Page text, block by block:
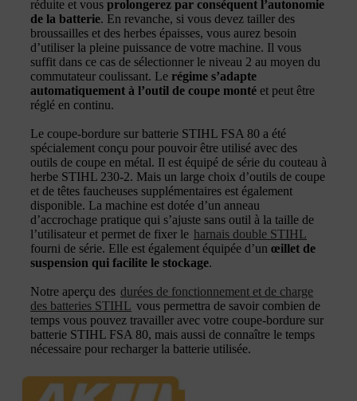
réduite et vous prolongerez par conséquent l’autonomie
de la batterie. En revanche, si vous devez tailler des
broussailles et des herbes épaisses, vous aurez besoin
d’utiliser la pleine puissance de votre machine. Il vous
suffit dans ce cas de sélectionner le niveau 2 au moyen du
commutateur coulissant. Le régime s’adapte
automatiquement à l’outil de coupe monté et peut être
réglé en continu.
Le coupe-bordure sur batterie STIHL FSA 80 a été
spécialement conçu pour pouvoir être utilisé avec des
outils de coupe en métal. Il est équipé de série du couteau à
herbe STIHL 230-2. Mais un large choix d’outils de coupe
et de têtes faucheuses supplémentaires est également
disponible. La machine est dotée d’un anneau
d’accrochage pratique qui s’ajuste sans outil à la taille de
l’utilisateur et permet de fixer le harnais double STIHL
fourni de série. Elle est également équipée d’un œillet de
suspension qui facilite le stockage.
Notre aperçu des durées de fonctionnement et de charge
des batteries STIHL vous permettra de savoir combien de
temps vous pouvez travailler avec votre coupe-bordure sur
batterie STIHL FSA 80, mais aussi de connaître le temps
nécessaire pour recharger la batterie utilisée.